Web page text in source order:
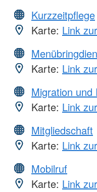
Kurzzeitpflege
Karte: Link
Karte: Link
Migration und
Karte: Link
Mitgliedschaft
Karte: Link
Mobilruf
Karte: Link